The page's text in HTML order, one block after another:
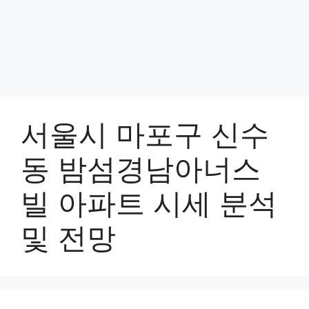
서울시 마포구 신수
동 밤섬경남아너스
빌 아파트 시세 분석
및 전망